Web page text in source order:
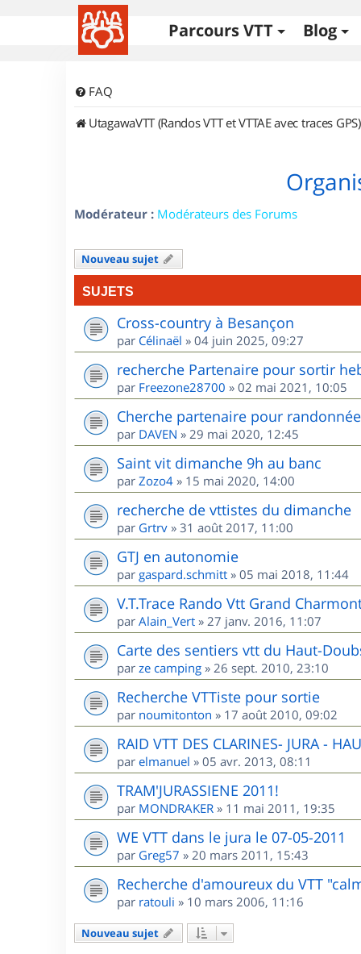
Parcours VTT Blog
FAQ
UtagawaVTT (Randos VTT et VTTAE avec traces GPS)
Modérateur : Modérateurs des Forums
Nouveau sujet
SUJETS
Cross-country à Besançon
par Célinaël » 04 juin 2025, 09:27
recherche Partenaire pour sortir
par Freezone28700 » 02 mai 2021, 10:05
Cherche partenaire pour
par DAVEN » 29 mai 2020, 12:45
Saint vit dimanche 9h au banc
par Zozo4 » 15 mai 2020, 14:00
recherche de vttistes du dimanche
par Grtrv » 31 août 2017, 11:00
GTJ en autonomie
par gaspard.schmitt » 05 mai 2018, 11:44
V.T.Trace Rando Vtt Grand
par Alain_Vert » 27 janv. 2016, 11:07
Carte des sentiers vtt du Haut-
par ze camping » 26 sept. 2010, 23:10
Recherche VTTiste pour sortie
par noumitonton » 17 août 2010, 09:02
RAID VTT DES CLARINES- JURA -
par elmanuel » 05 avr. 2013, 08:11
TRAM'JURASSIENE 2011!
par MONDRAKER » 11 mai 2011, 19:35
WE VTT dans le jura le 07-05-2011
par Greg57 » 20 mars 2011, 15:43
Recherche d'amoureux du VTT
par ratouli » 10 mars 2006, 11:16
Nouveau sujet